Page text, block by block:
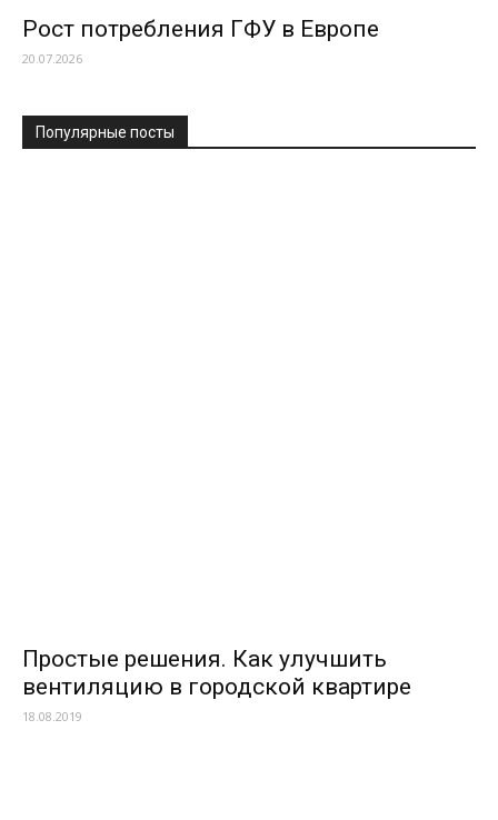
Рост потребления ГФУ в Европе
20.07.2026
Популярные посты
Простые решения. Как улучшить
вентиляцию в городской квартире
18.08.2019